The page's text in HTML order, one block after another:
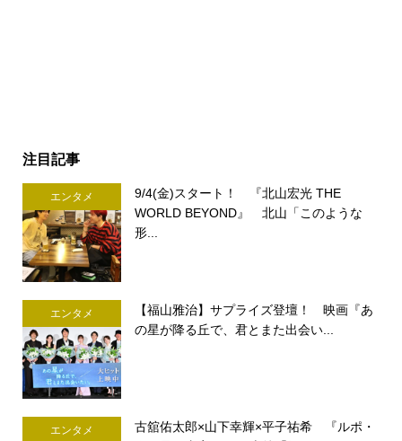
注目記事
エンタメ
9/4(金)スタート！ 『北山宏光 THE
WORLD BEYOND』 北山「このような
形...
エンタメ
【福山雅治】サプライズ登壇！ 映画『あ
の星が降る丘で、君とまた出会い...
エンタメ
古舘佑太郎×山下幸輝×平子祐希 『ルポ・